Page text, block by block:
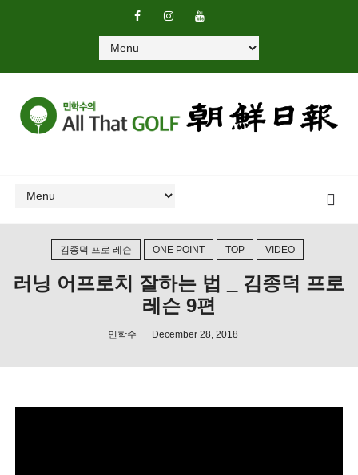
김종덕 프로 레슨 ONE POINT TOP VIDEO
러닝 어프로치 잘하는 법 _ 김종덕 프로
레슨 9편
민학수 December 28, 2018